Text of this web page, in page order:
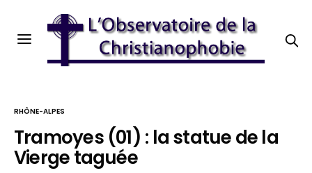
RHÔNE-ALPES
Tramoyes (01) : la statue de la
Vierge taguée